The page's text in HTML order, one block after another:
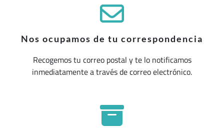
Nos ocupamos de tu correspondencia
Recogemos tu correo postal y te lo notificamos
inmediatamente a través de correo electrónico.